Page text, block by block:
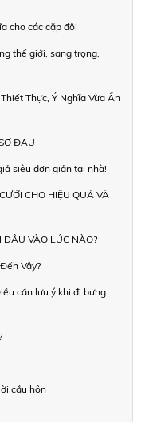
cho các cặp đôi
thế giới, sang trọng,
Thực, Ý Nghĩa Vừa Ấn
ĐAU
siêu đơn giản tại nhà!
CHO HIỆU QUẢ VÀ
DÂU VÀO LÚC NÀO?
Vậy?
cần lưu ý khi đi bưng
cầu hôn